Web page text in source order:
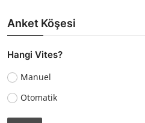
Anket Köşesi
Hangi Vites?
Manuel
Otomatik